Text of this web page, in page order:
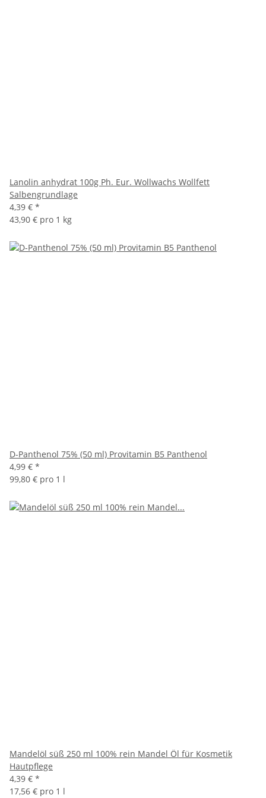
Lanolin anhydrat 100g Ph. Eur. Wollwachs Wollfett
Salbengrundlage
4,39 € *
43,90 € pro 1 kg
D-Panthenol 75% (50 ml) Provitamin B5 Panthenol
4,99 € *
99,80 € pro 1 l
Mandelöl süß 250 ml 100% rein Mandel Öl für Kosmetik
Hautpflege
4,39 € *
17,56 € pro 1 l